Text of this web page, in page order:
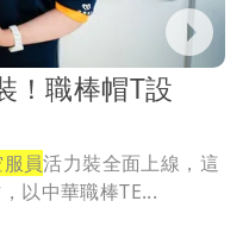
！職棒帽T設
服員活力裝全面上線，這
以中華職棒TE...